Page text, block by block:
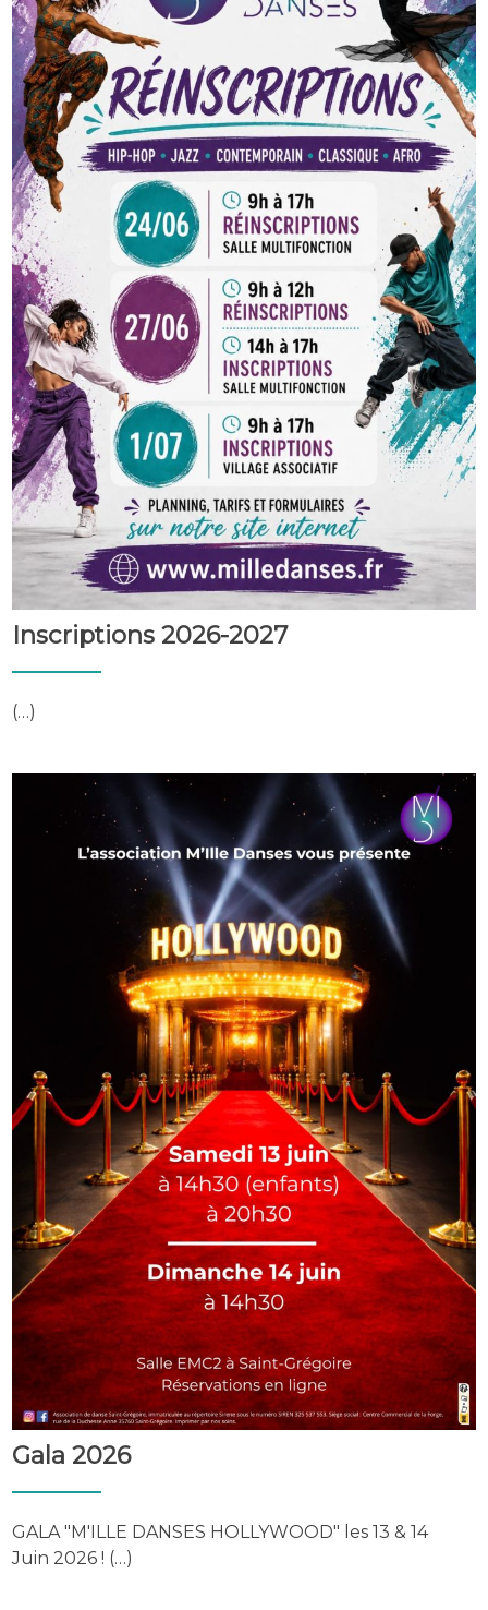
Inscriptions 2026-2027
(…)
Gala 2026
GALA "M'ILLE DANSES HOLLYWOOD" les 13 & 14
Juin 2026 ! (…)